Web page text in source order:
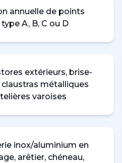
annuelle de points
A, B, C ou D
extérieurs, brise-
métalliques
varoises
inox/aluminium en
arêtier, chéneau,